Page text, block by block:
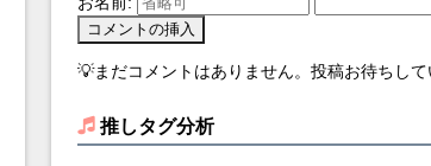
💡まだコメントはありません。投稿お待ちして
推しタグ分析